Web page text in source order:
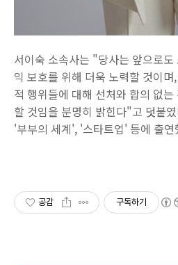
서이숙 소속사는 "당사는 앞으로도
익 보호를 위해 더욱 노력할 것이
적 행위들에 대해 선처와 합의 없
할 것임을 분명히 밝힌다"고 덧붙
'부부의 세계', '스타트업' 등에 출연
공감 구독하기